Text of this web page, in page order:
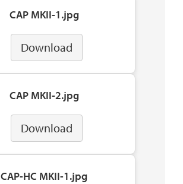
CAP MKII-1.jpg
Download
CAP MKII-2.jpg
Download
CAP-HC MKII-1.jpg